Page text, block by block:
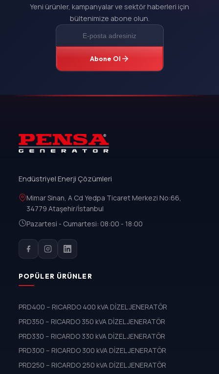
Yeni ürünler, kampanyalar ve sektör haberleri için
bültenimize abone olun.
Abone Ol
Endüstriyel Enerji Çözümleri
Mimar Sinan, A Cd Yedpa Ticaret Merkezi No:66,
34779 Ataşehir/İstanbul
Pazartesi - Cumartesi: 08:00 - 18:00
POPÜLER ÜRÜNLER
PRD400 – RICARDO 400 kVA DİZEL JENERATÖR
PRD350 – RICARDO 350 kVA DİZEL JENERATÖR
PRD330 – RICARDO 330 kVA DİZEL JENERATÖR
PRD300 – RICARDO 300 kVA DİZEL JENERATÖR
PRD250 – RICARDO 250 kVA DİZEL JENERATÖR